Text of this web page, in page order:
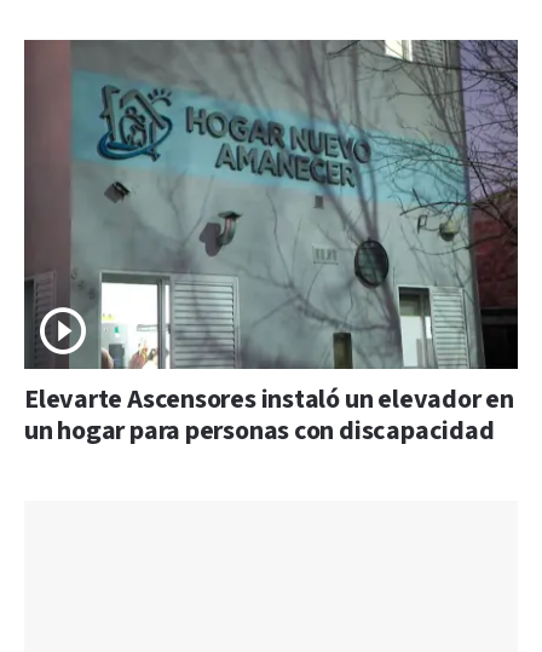
Elevarte Ascensores instaló un elevador en
un hogar para personas con discapacidad